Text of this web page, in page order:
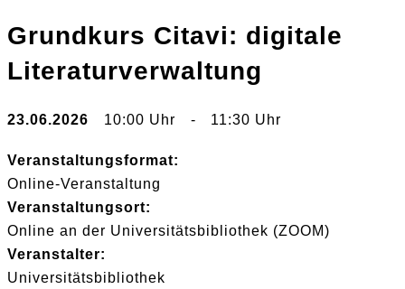
Grundkurs Citavi: digitale
Literaturverwaltung
23.06.2026 10:00 Uhr - 11:30 Uhr
Veranstaltungsformat:
Online-Veranstaltung
Veranstaltungsort:
Online an der Universitätsbibliothek (ZOOM)
Veranstalter:
Universitätsbibliothek